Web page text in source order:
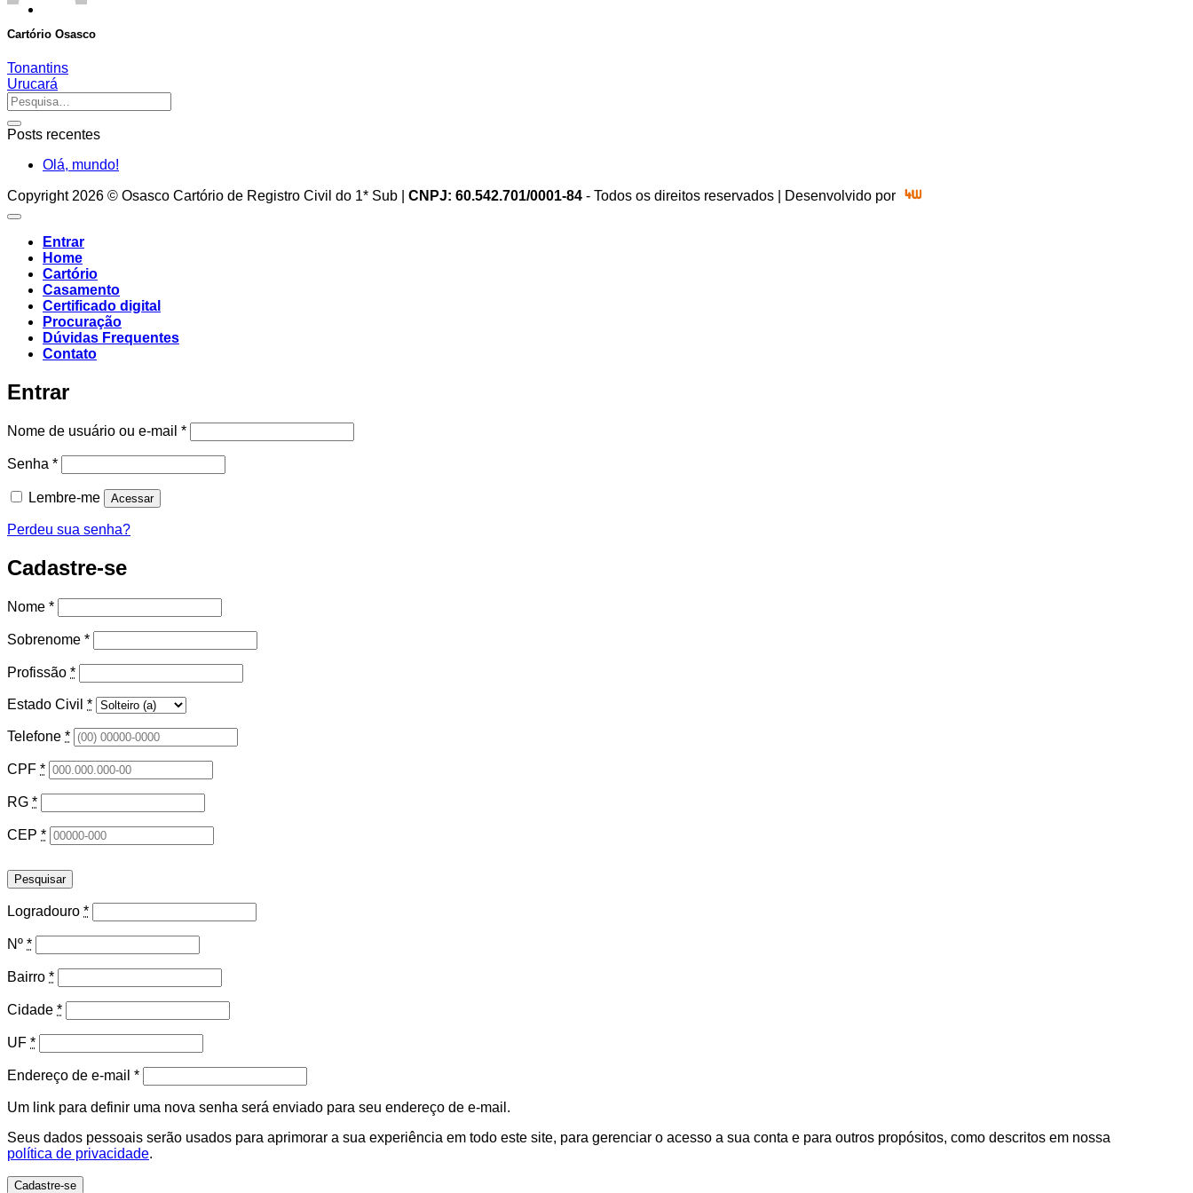
Cartório Osasco
Tonantins
Urucará
Posts recentes
Olá, mundo!
Copyright 2026 © Osasco Cartório de Registro Civil do 1* Sub | CNPJ: 60.542.701/0001-84 - Todos os direitos reservados | Desenvolvido por
Entrar
Home
Cartório
Casamento
Certificado digital
Procuração
Dúvidas Frequentes
Contato
Entrar
Nome de usuário ou e-mail *Obrigatório
Senha *Obrigatório
Lembre-me Acessar
Perdeu sua senha?
Cadastre-se
Nome *
Sobrenome *
Profissão *
Estado Civil *
Telefone *
CPF *
RG *
CEP *
Pesquisar
Logradouro *
Nº *
Bairro *
Cidade *
UF *
Endereço de e-mail *Obrigatório
Um link para definir uma nova senha será enviado para seu endereço de e-mail.
Seus dados pessoais serão usados para aprimorar a sua experiência em todo este site, para gerenciar o acesso a sua conta e para outros propósitos, como descritos em nossa
política de privacidade.
Cadastre-se